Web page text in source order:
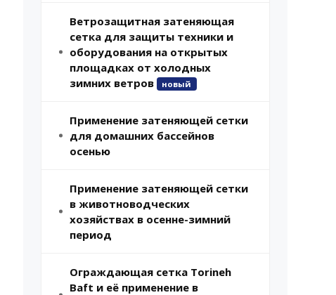
Ветрозащитная затеняющая
сетка для защиты техники и
оборудования на открытых
площадках от холодных
зимних ветров
новый
Применение затеняющей сетки
для домашних бассейнов
осенью
Применение затеняющей сетки
в животноводческих
хозяйствах в осенне-зимний
период
Ограждающая сетка Torineh
Baft и её применение в